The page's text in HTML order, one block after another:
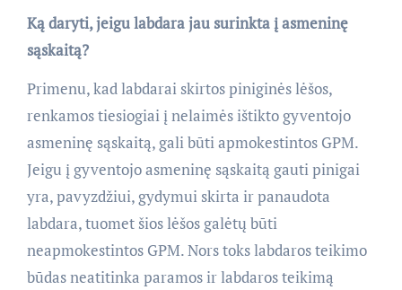
Ką daryti, jeigu labdara jau surinkta į asmeninę
sąskaitą?
Primenu, kad labdarai skirtos piniginės lėšos,
renkamos tiesiogiai į nelaimės ištikto gyventojo
asmeninę sąskaitą, gali būti apmokestintos GPM.
Jeigu į gyventojo asmeninę sąskaitą gauti pinigai
yra, pavyzdžiui, gydymui skirta ir panaudota
labdara, tuomet šios lėšos galėtų būti
neapmokestintos GPM. Nors toks labdaros teikimo
būdas neatitinka paramos ir labdaros teikimą